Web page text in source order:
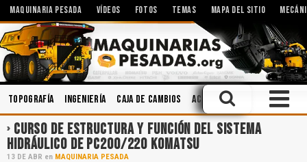
MAQUINARIA PESADA VÍDEOS FOTOS TEMAS MAPA DEL SITIO
Topografía Ingeniería Caja de Cambios Accidentes Implementos
CURSO DE ESTRUCTURA Y FUNCIÓN DEL SISTEMA
HIDRÁULICO DE PC200/220 KOMATSU
13 DE ABR en MAQUINARIA PESADA